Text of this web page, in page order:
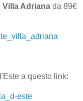
Adriana da 89€
a questo link:
este